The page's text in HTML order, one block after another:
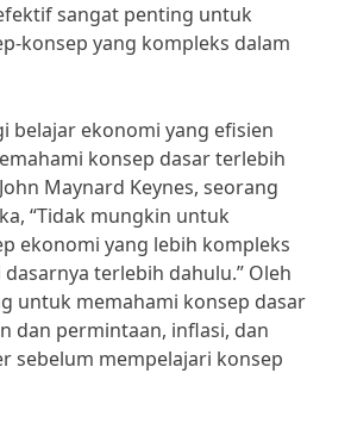
sangat penting untuk
konsep yang kompleks dalam
belajar ekonomi yang efisien
konsep dasar terlebih
Maynard Keynes, seorang
“Tidak mungkin untuk
ekonomi yang lebih kompleks
terlebih dahulu.” Oleh
untuk memahami konsep dasar
dan permintaan, inflasi, dan
sebelum mempelajari konsep